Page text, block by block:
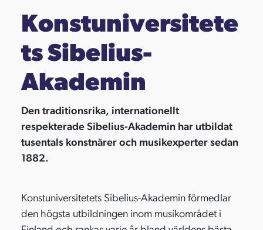
Konstuniversitete
ts Sibelius-
Akademin
Den traditionsrika, internationellt
respekterade Sibelius-Akademin har utbildat
tusentals konstnärer och musikexperter sedan
1882.
Konstuniversitetets Sibelius-Akademin förmedlar
den högsta utbildningen inom musikområdet i